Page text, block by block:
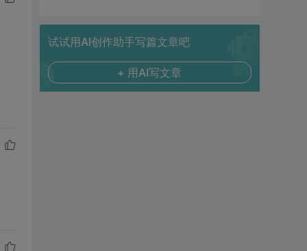
试试用AI创作助手写篇文章吧
+ 用AI写文章